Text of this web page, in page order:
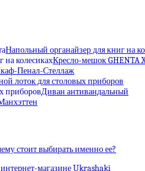
Напольный органайзер для книг на
Кресло-мешок GHENTA
Пенал-Стеллаж
лоток для столовых приборов
Диван антивандальный
стоит выбирать именно ее?
магазине Ukrashaki